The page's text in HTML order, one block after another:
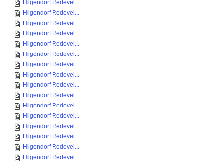
Hilgendorf Redevel...
Hilgendorf Redevel...
Hilgendorf Redevel...
Hilgendorf Redevel...
Hilgendorf Redevel...
Hilgendorf Redevel...
Hilgendorf Redevel...
Hilgendorf Redevel...
Hilgendorf Redevel...
Hilgendorf Redevel...
Hilgendorf Redevel...
Hilgendorf Redevel...
Hilgendorf Redevel...
Hilgendorf Redevel...
Hilgendorf Redevel...
Hilgendorf Redevel...